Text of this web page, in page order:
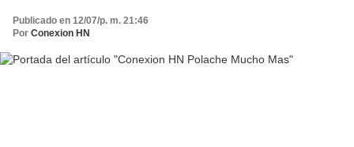
Publicado en 12/07/p. m. 21:46
Por Conexion HN